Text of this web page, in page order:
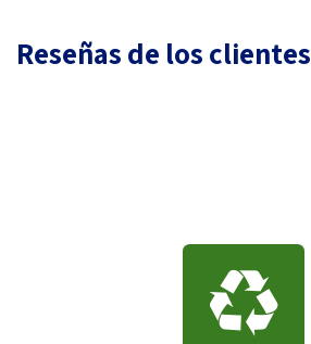
Reseñas de los clientes